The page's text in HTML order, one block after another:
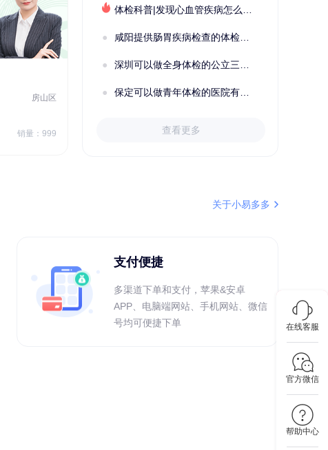
成功预约了关怀老人B套餐
房山区
销量：999
秦皇岛市第一医院体检中心 北戴河区
体检科普|发现心血管疾病怎么办？
咸阳提供肠胃疾病检查的体检套餐有哪些？体检机构有哪些选择？如何预约？
深圳可以做全身体检的公立三甲医院及体检套餐汇总
保定可以做青年体检的医院有哪些？有哪些套餐可以选择？
查看更多
关于小易多多
支付便捷
多渠道下单和支付，苹果&安卓
APP、电脑端网站、手机网站、微信
号均可便捷下单
在线客服
官方微信
帮助中心